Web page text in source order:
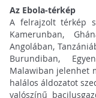
Az Ebola-térkép
A felrajzolt térkép
Kamerunban,
Angolában,
Burundiban,
Malawiban jelenhet
halálos áldozatot
valószínű